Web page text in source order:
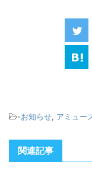
-お知らせ, アミュー
関連記事